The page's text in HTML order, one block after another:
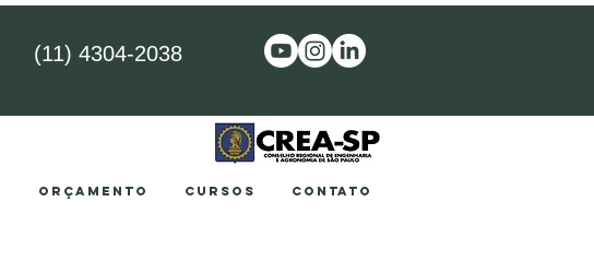
(11) 4304-2038
ORÇAMENTO CURSOS CONTATO